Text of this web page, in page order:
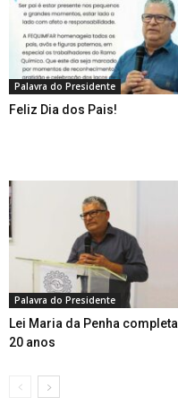
Palavra do Presidente
Feliz Dia dos Pais!
Palavra do Presidente
Lei Maria da Penha completa
20 anos